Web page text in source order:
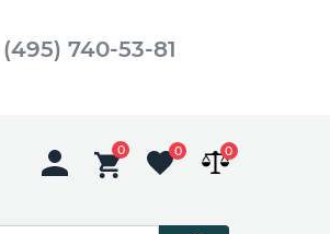
740-53-81
0 0 0